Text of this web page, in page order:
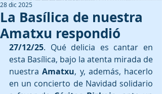
La Basílica de nuestra
Amatxu respondió
28 dic 2025
27/12/25. Qué delicia es cantar en
esta Basílica, bajo la atenta mirada de
nuestra Amatxu, y, además, hacerlo
en un concierto de Navidad solidario